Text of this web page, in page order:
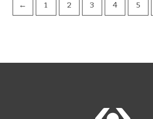
← 1 2 3 4 5